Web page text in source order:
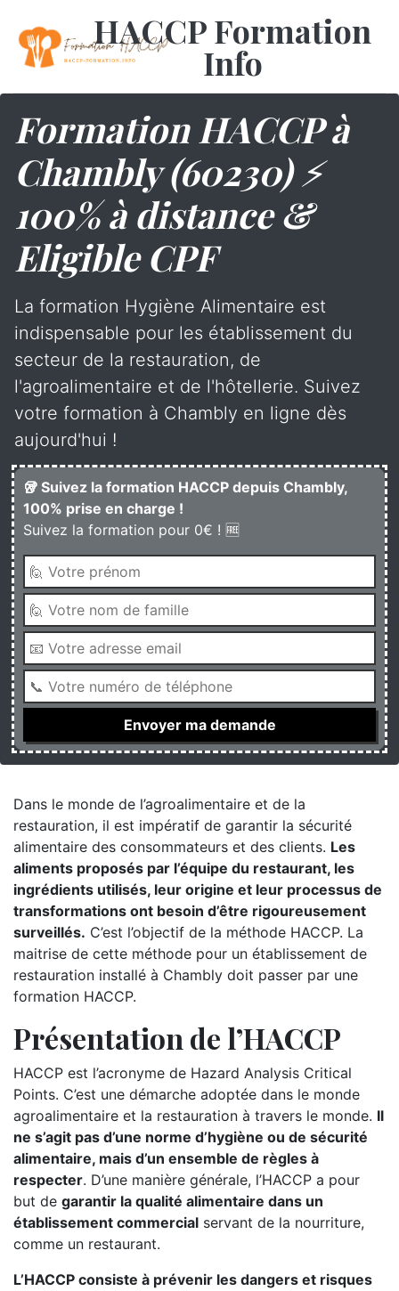
HACCP Formation
Info
Formation HACCP à
Chambly (60230) ⚡
100% à distance &
Eligible CPF
La formation Hygiène Alimentaire est
indispensable pour les établissement du
secteur de la restauration, de
l'agroalimentaire et de l'hôtellerie. Suivez
votre formation à Chambly en ligne dès
aujourd'hui !
🥡 Suivez la formation HACCP depuis Chambly,
100% prise en charge !
Suivez la formation pour 0€ ! 🆓
Dans le monde de l’agroalimentaire et de la
restauration, il est impératif de garantir la sécurité
alimentaire des consommateurs et des clients. Les
aliments proposés par l’équipe du restaurant, les
ingrédients utilisés, leur origine et leur processus de
transformations ont besoin d’être rigoureusement
surveillés. C’est l’objectif de la méthode HACCP. La
maitrise de cette méthode pour un établissement de
restauration installé à Chambly doit passer par une
formation HACCP.
Présentation de l’HACCP
HACCP est l’acronyme de Hazard Analysis Critical
Points. C’est une démarche adoptée dans le monde
agroalimentaire et la restauration à travers le monde. Il
ne s’agit pas d’une norme d’hygiène ou de sécurité
alimentaire, mais d’un ensemble de règles à
respecter. D’une manière générale, l’HACCP a pour
but de garantir la qualité alimentaire dans un
établissement commercial servant de la nourriture,
comme un restaurant.
L’HACCP consiste à prévenir les dangers et risques